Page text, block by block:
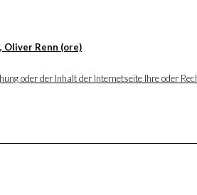
Oliver Renn (ore)
oder der Inhalt der Internetseite Ihre oder